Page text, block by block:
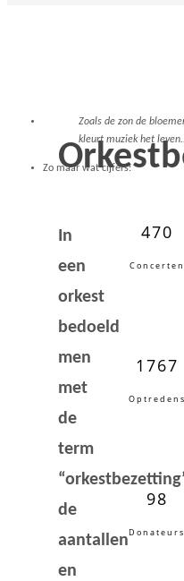
In
een
orkest
bedoeld
men
met
de
term
de
aantallen
en
Zoals de zon de
kleurt muziek het leven..
Zo maar wat cijfers:
470
Concerten
1767
Optredens
98
Donateurs